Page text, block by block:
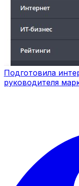
Подготовила
руководителя